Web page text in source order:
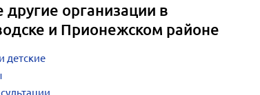
другие организации в
и Прионежском районе
детские